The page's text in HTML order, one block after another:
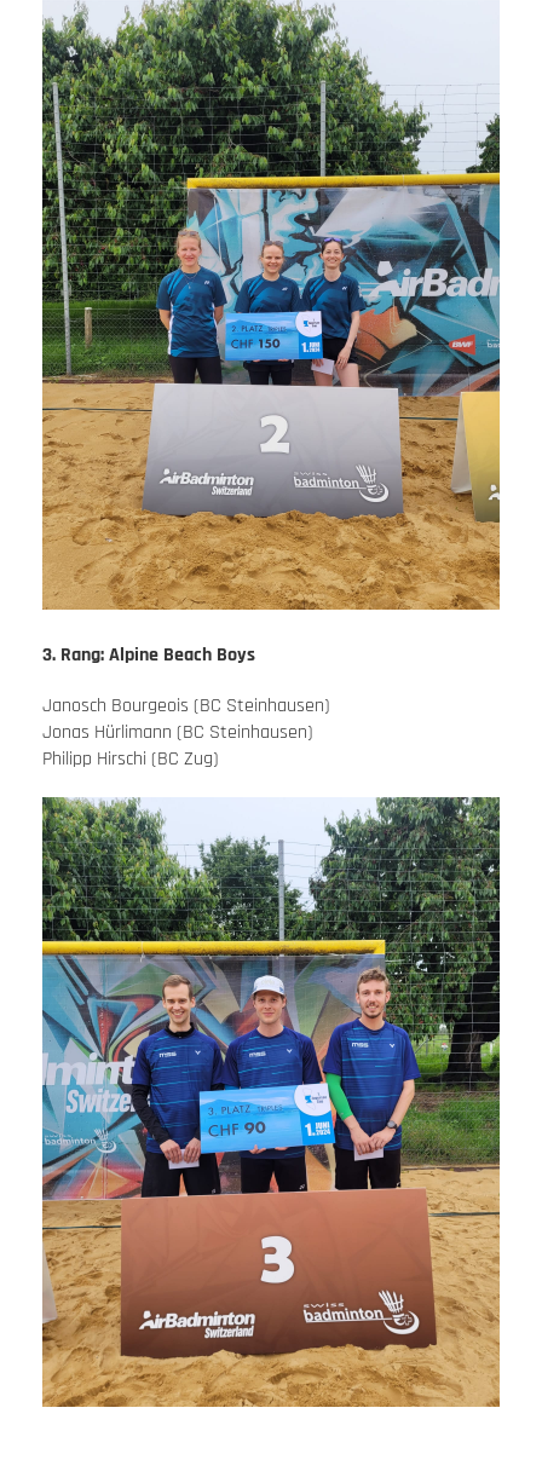
3. Rang: Alpine Beach Boys
Janosch Bourgeois (BC Steinhausen)
Jonas Hürlimann (BC Steinhausen)
Philipp Hirschi (BC Zug)